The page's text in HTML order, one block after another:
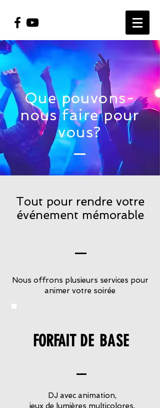
Quepouvons-
nous faire pour
vous?
Tout pour rendre votre
événement mémorable
Nous offrons plusieurs services pour
animer votre soirée
FORFAIT DE BASE
DJ avec animation,
jeux de lumières multicolores,